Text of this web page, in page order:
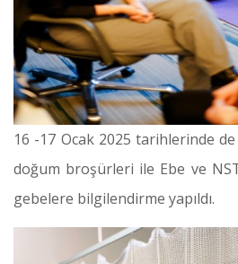
16 -17 Ocak 2025 tarihlerinde
doğum broşürleri ile Ebe ve
gebelere bilgilendirme yapıldı.